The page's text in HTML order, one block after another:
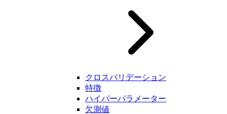
クロスバリデーション
特徴
ハイパーパラメーター
欠測値